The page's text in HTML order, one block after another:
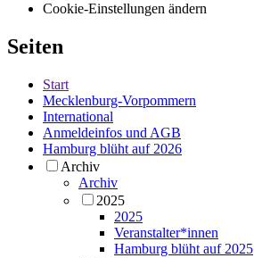
Cookie-Einstellungen ändern
Seiten
Start
Mecklenburg-Vorpommern
International
Anmeldeinfos und AGB
Hamburg blüht auf 2026
Archiv
Archiv
2025
2025
Veranstalter*innen
Hamburg blüht auf 2025